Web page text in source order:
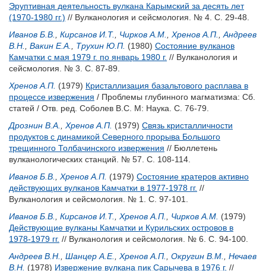
Эруптивная деятельность вулкана Карымский за десять лет
(1970-1980 гг.) // Вулканология и сейсмология. № 4. С. 29-48.
Иванов Б.В.
Кирсанов И.Т. Чирков А.М. Хренов А.П.
Андреев
В.Н.
Вакин Е.А. Трухин Ю.П. (1980) Состояние вулканов
Камчатки с мая 1979 г. по январь 1980 г. // Вулканология и
сейсмология. № 3. С. 87-89.
Хренов А.П. (1979) Кристаллизация базальтового расплава в
процессе извержения / Проблемы глубинного магматизма: Сб.
статей / Отв. ред. Соболев В.С. М: Наука. С. 76-79.
Дрознин В.А.
Хренов А.П. (1979) Связь кристалличности
продуктов с динамикой Северного прорыва Большого
трещинного Толбачинского извержения // Бюллетень
вулканологических станций. № 57. С. 108-114.
Иванов Б.В.
Хренов А.П. (1979) Состояние кратеров активно
действующих вулканов Камчатки в 1977-1978 гг. //
Вулканология и сейсмология. № 1. С. 97-101.
Иванов Б.В.
Кирсанов И.Т. Хренов А.П. Чирков А.М. (1979)
Действующие вулканы Камчатки и Курильских островов в
1978-1979 гг. // Вулканология и сейсмология. № 6. С. 94-100.
Андреев В.Н.
Шанцер А.Е. Хренов А.П. Округин В.М.
Нечаев
В.Н. (1978) Извержение вулкана пик Сарычева в 1976 г. //